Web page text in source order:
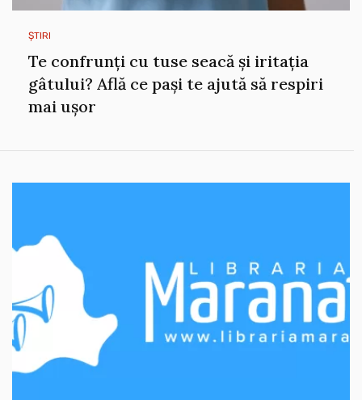
ȘTIRI
Te confrunți cu tuse seacă și iritația
gâtului? Află ce pași te ajută să respiri
mai ușor